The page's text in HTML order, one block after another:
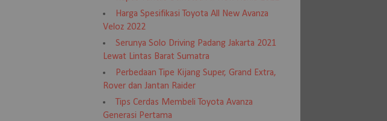
Harga Spesifikasi Toyota All New Avanza
Veloz 2022
Serunya Solo Driving Padang Jakarta 2021
Lewat Lintas Barat Sumatra
Perbedaan Tipe Kijang Super, Grand Extra,
Rover dan Jantan Raider
Tips Cerdas Membeli Toyota Avanza
Generasi Pertama